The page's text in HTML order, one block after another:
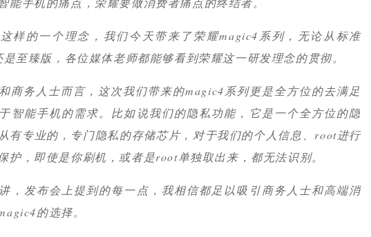
样的一个理念，我们今天带来了荣耀magic4系列，无论从标准
至臻版，各位媒体老师都能够看到荣耀这一研发理念的贯彻。
商务人士而言，这次我们带来的magic4系列更是全方位的去满足
智能手机的需求。比如说我们的隐私功能，它是一个全方位的隐
有专业的，专门隐私的存储芯片，对于我们的个人信息、root进行
护，即使是你刷机，或者是root单独取出来，都无法识别。
，发布会上提到的每一点，我相信都足以吸引商务人士和高端消
的选择。